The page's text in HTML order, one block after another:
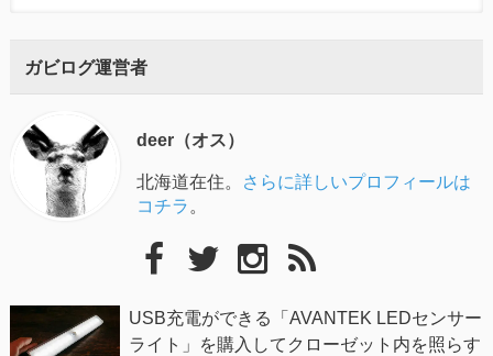
ガビログ運営者
deer（オス）
北海道在住。
さらに詳しいプロフィールは
コチラ 。
USB充電ができる「AVANTEK LEDセンサー
ライト」を購入してクローゼット内を照らす